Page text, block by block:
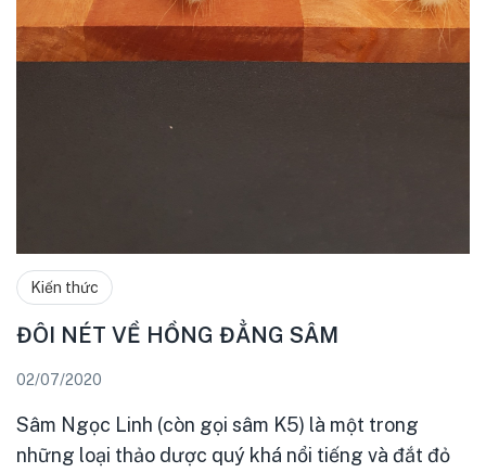
Kiến thức
ĐÔI NÉT VỀ HỒNG ĐẲNG SÂM
02/07/2020
Sâm Ngọc Linh (còn gọi sâm K5) là một trong
những loại thảo dược quý khá nổi tiếng và đắt đỏ